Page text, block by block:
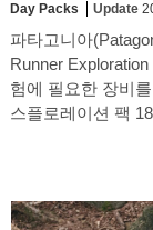
Day Packs Update
파타고니아
Runner
험에 필요한 장비를 넉넉
스플로레이션 팩